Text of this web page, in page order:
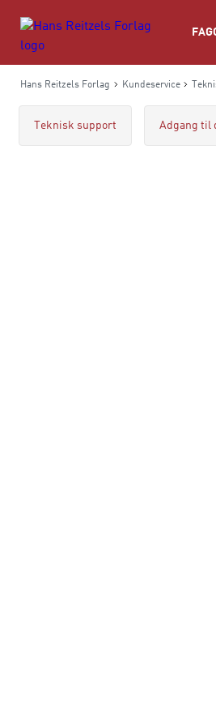
Hans Reitzels Forlag Kundeservice
Teknisk support Adgang til